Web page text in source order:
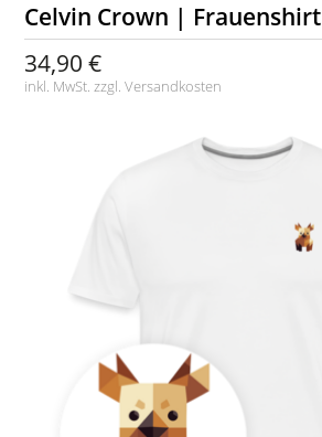
Celvin Crown | Frauenshirt
34,90 €
inkl. MwSt. zzgl.Versandkosten